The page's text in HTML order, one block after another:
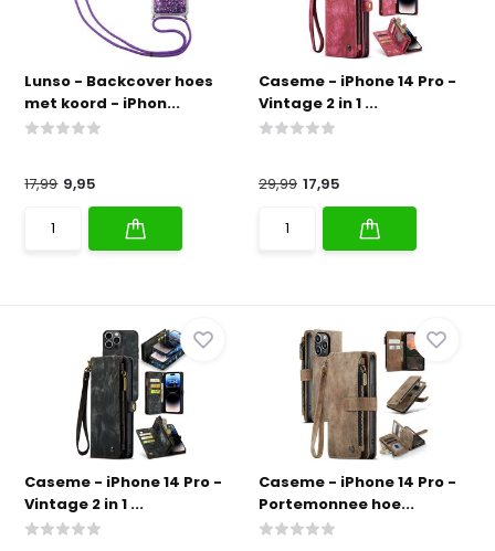
Lunso - Backcover hoes
met koord - iPhon...
17,99 9,95
Caseme - iPhone 14 Pro -
Vintage 2 in 1 ...
29,99 17,95
Caseme - iPhone 14 Pro -
Vintage 2 in 1 ...
Caseme - iPhone 14 Pro -
Portemonnee hoe...